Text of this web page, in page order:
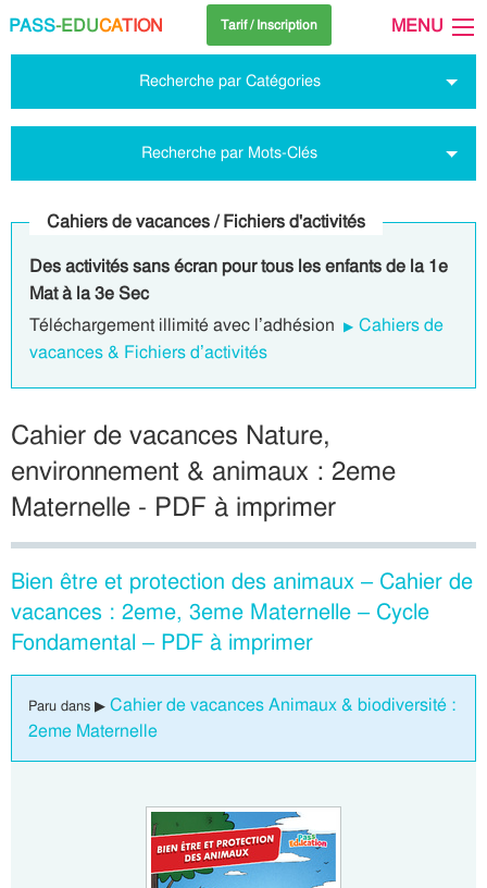
PASS-EDUCATION Tarif / Inscription MENU
Recherche par Catégories
Recherche par Mots-Clés
Cahiers de vacances / Fichiers d'activités
Des activités sans écran pour tous les enfants de la 1e
Mat à la 3e Sec
Téléchargement illimité avec l’adhésion
Cahiers de
vacances & Fichiers d’activités
Cahier de vacances Nature,
environnement & animaux : 2eme
Maternelle - PDF à imprimer
Bien être et protection des animaux – Cahier de
vacances : 2eme, 3eme Maternelle – Cycle
Fondamental – PDF à imprimer
Paru dans ▶ Cahier de vacances Animaux & biodiversité :
2eme Maternelle